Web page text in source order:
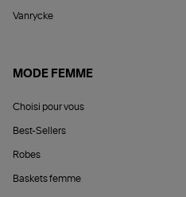
Vanrycke
MODE FEMME
Choisi pour vous
Best-Sellers
Robes
Baskets femme